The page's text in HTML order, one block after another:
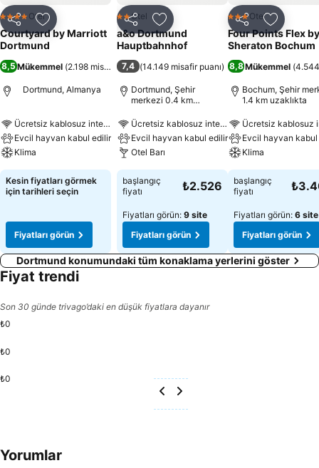
Paylaş Favorilerime ekle
4 Yıldız Otel
Courtyard by Marriott
Dortmund
8,5Mükemmel (2.198 misafir puanı)
Dortmund, Almanya
Ücretsiz kablosuz internet
Evcil hayvan kabul edilir
Klima
Kesin fiyatları görmek
için tarihleri seçin
Fiyatları görün
Paylaş Favorilerime ekle
2 Yıldız
Otel
a&o Dortmund
Hauptbahnhof
7,4 (14.149 misafir puanı)
Dortmund, Şehir
merkezi 0.4 km
Ücretsiz kablosuz internet
Evcil hayvan kabul edilir
Otel Barı
başlangıç
fiyatı
₺2.526
Fiyatları görün: 9 site
Fiyatları görün
Paylaş
3 YıldızOtel
Four Points Flex by
Sheraton Bochum
8,8Mükemmel (
Bochum, Şehir
1.4 km uzaklıkta
Ücretsiz kablosuz
Evcil hayvan
Klima
başlangıç
fiyatı
Fiyatları görün: 6 site
Fiyatları görün
Dortmund konumundaki tüm konaklama yerlerini göster
Fiyat trendi
Son 30 günde trivago’daki en düşük fiyatlara dayanır
₺0
₺0
₺0
Yorumlar